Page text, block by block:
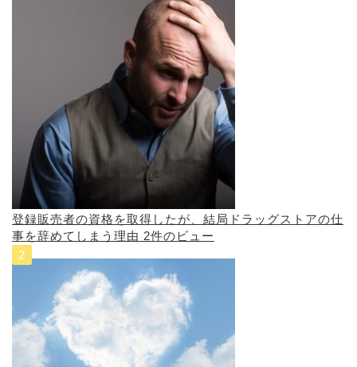
登録販売者の資格を取得したが、結局ドラッグストアの仕
事を辞めてしまう理由 2件のビュー